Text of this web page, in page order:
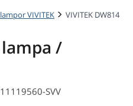
VIVITEK VIVITEK DW814
lampa /
SVV